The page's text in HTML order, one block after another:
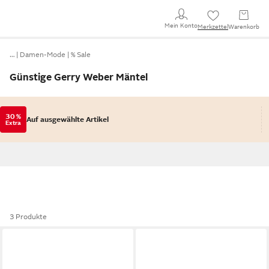
Mein KontoMerkzettel Warenkorb
… Damen-Mode % Sale
Günstige Gerry Weber Mäntel
30 %
Extra Auf ausgewählte Artikel
3 Produkte